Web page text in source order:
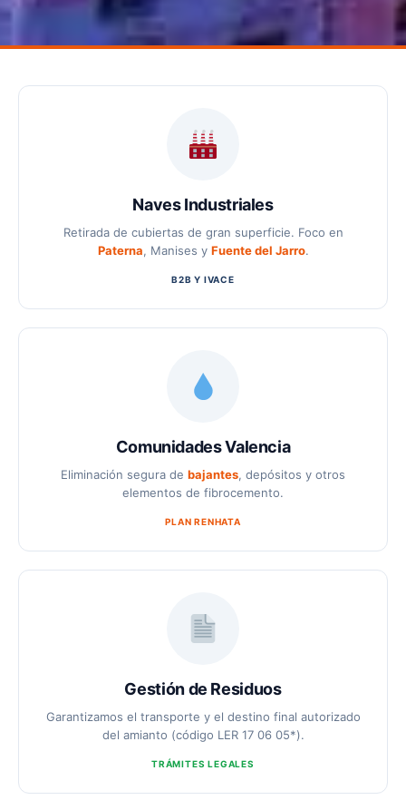
Naves Industriales
Retirada de cubiertas de gran superficie. Foco en
Paterna, Manises y Fuente del Jarro.
B2B Y IVACE
Comunidades Valencia
Eliminación segura de bajantes, depósitos y otros
elementos de fibrocemento.
PLAN RENHATA
Gestión de Residuos
Garantizamos el transporte y el destino final autorizado
del amianto (código LER 17 06 05*).
TRÁMITES LEGALES